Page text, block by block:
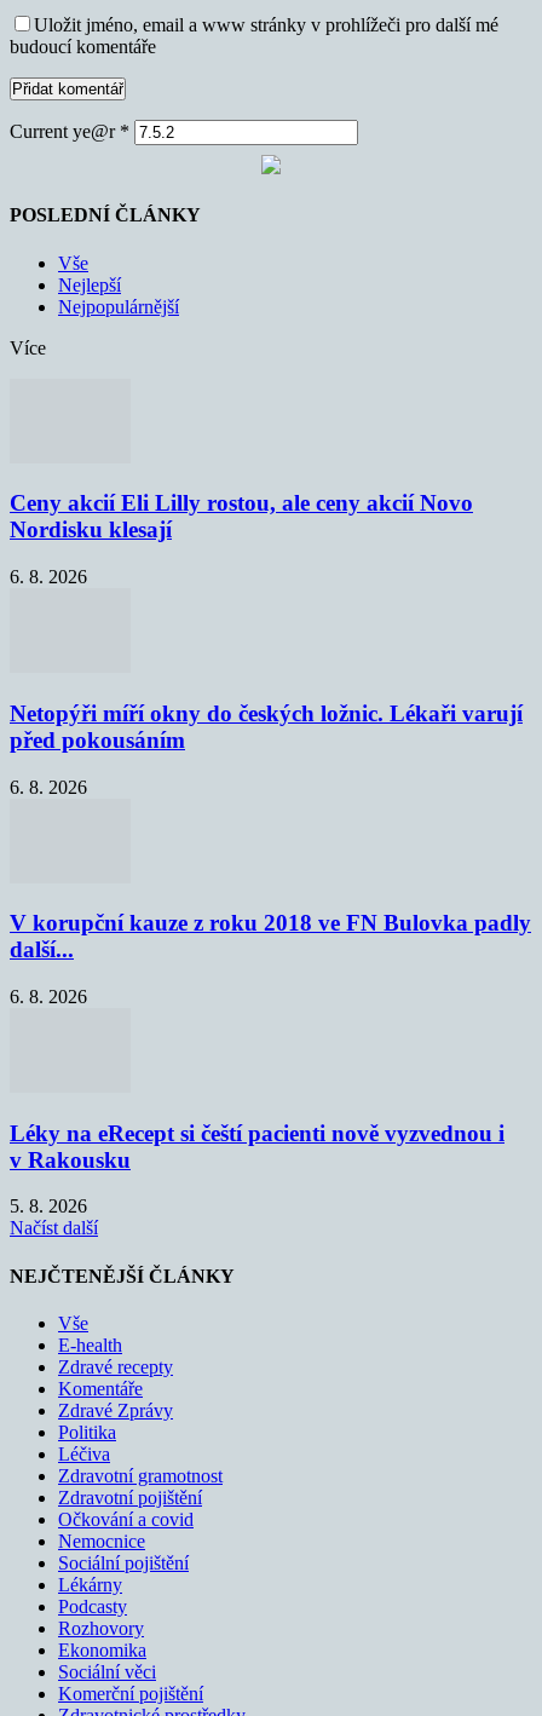
Uložit jméno, email a www stránky v prohlížeči pro další mé
budoucí komentáře
Current ye@r *
POSLEDNÍ ČLÁNKY
Vše
Nejlepší
Nejpopulárnější
Více
Ceny akcií Eli Lilly rostou, ale ceny akcií Novo
Nordisku klesají
6. 8. 2026
Netopýři míří okny do českých ložnic. Lékaři varují
před pokousáním
6. 8. 2026
V korupční kauze z roku 2018 ve FN Bulovka padly
další...
6. 8. 2026
Léky na eRecept si čeští pacienti nově vyzvednou i
v Rakousku
5. 8. 2026
Načíst další
NEJČTENĚJŠÍ ČLÁNKY
Vše
E-health
Zdravé recepty
Komentáře
Zdravé Zprávy
Politika
Léčiva
Zdravotní gramotnost
Zdravotní pojištění
Očkování a covid
Nemocnice
Sociální pojištění
Lékárny
Podcasty
Rozhovory
Ekonomika
Sociální věci
Komerční pojištění